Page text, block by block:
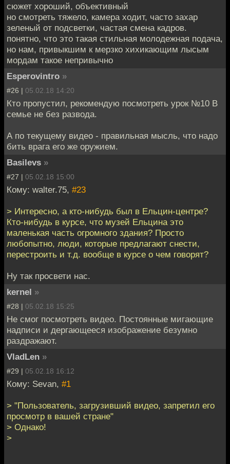
сюжет хороший, объективный
но смотреть тяжело, камера ходит, часто захар
зеленый от подсветки, частая смена кадров.
понятно, что это такая стильная молодежная подача,
но нам, привыкшим к мерзко хихикающим лысым
мордам такое непривычно
Esperovintro »
#26 | 05.02.18 14:20
Кто пропустил, рекомендую посмотреть урок №10 В
семье не без развода.
А по текущему видео - правильная мысль, что надо
бить врага его же оружием.
Basilevs »
#27 | 05.02.18 15:00
Кому: walter.75, #23
> Интересно, а кто-нибудь был в Ельцин-центре?
Кто-нибудь в курсе, что музей Ельцина это
маленькая часть огромного здания? Просто
любопытно, люди, которые предлагают снести,
перестроить и т.д. вообще в курсе о чем говорят?
Ну так просвети нас.
kernel »
#28 | 05.02.18 15:25
Не смог посмотреть видео. Постоянные мигающие
надписи и дергающееся изображение безумно
раздражают.
VladLen »
#29 | 05.02.18 16:12
Кому: Sevan, #1
> "Пользователь, загрузивший видео, запретил его
просмотр в вашей стране"
> Однако!
>